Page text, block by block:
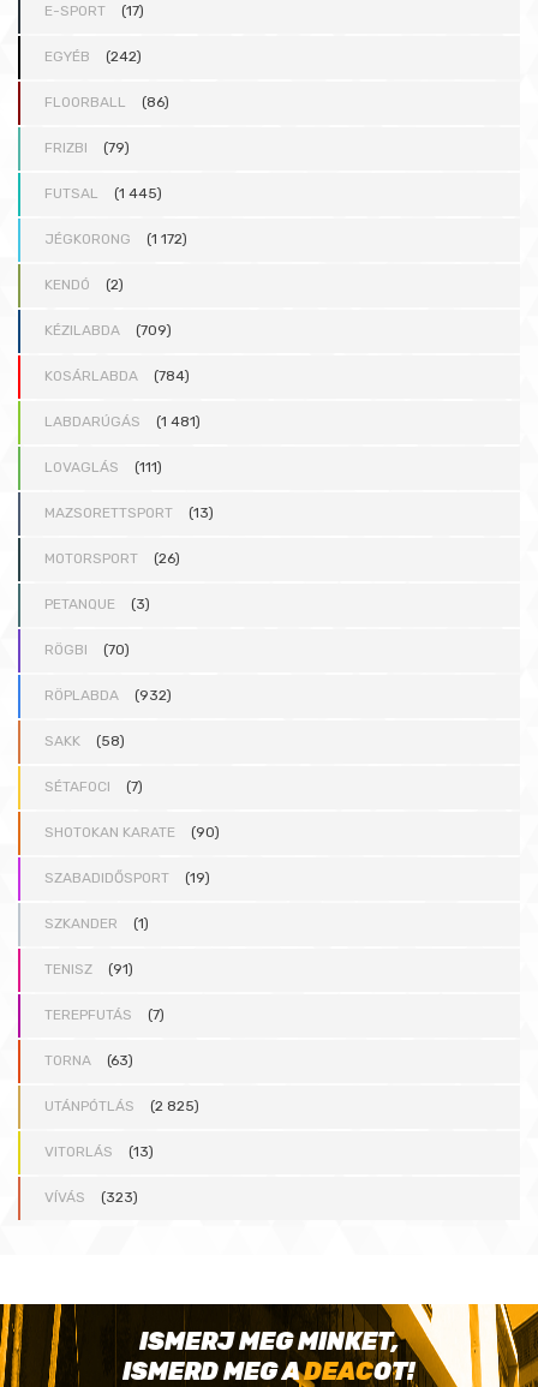
E-SPORT (17)
EGYÉB (242)
FLOORBALL (86)
FRIZBI (79)
FUTSAL (1 445)
JÉGKORONG (1 172)
KENDÓ (2)
KÉZILABDA (709)
KOSÁRLABDA (784)
LABDARÚGÁS (1 481)
LOVAGLÁS (111)
MAZSORETTSPORT (13)
MOTORSPORT (26)
PETANQUE (3)
RÖGBI (70)
RÖPLABDA (932)
SAKK (58)
SÉTAFOCI (7)
SHOTOKAN KARATE (90)
SZABADIDŐSPORT (19)
SZKANDER (1)
TENISZ (91)
TEREPFUTÁS (7)
TORNA (63)
UTÁNPÓTLÁS (2 825)
VITORLÁS (13)
VÍVÁS (323)
ISMERJ MEG MINKET,
ISMERD MEG ADEACOT!